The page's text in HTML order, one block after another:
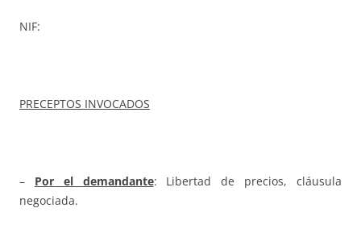
NIF:
PRECEPTOS INVOCADOS
– Por el demandante: Libertad de precios, cláusula
negociada.